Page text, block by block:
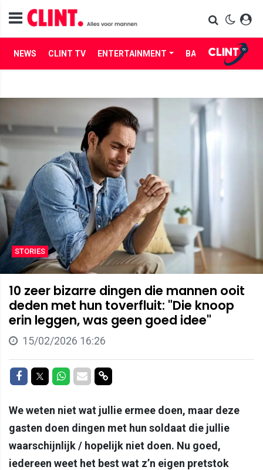
NEWS CLINT TV ENTERTAINMENT BABES LIFE
STORIES
10 zeer bizarre dingen die mannen ooit
deden met hun toverfluit: "Die knoop
erin leggen, was geen goed idee"
15/02/2026 16:26
Delen op Facebook
Delen op Twitter
Delen op Whatsapp
Delen via Mail
Delen via link
We weten niet wat jullie ermee doen, maar deze
gasten doen dingen met hun soldaat die jullie
waarschijnlijk / hopelijk niet doen. Nu goed,
iedereen weet het best wat z’n eigen pretstok